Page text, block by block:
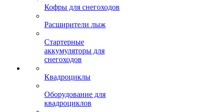
Кофры для снегоходов
Расширители лыж
Стартерные
аккумуляторы для
снегоходов
Квадроциклы
Оборудование для
квадроциклов